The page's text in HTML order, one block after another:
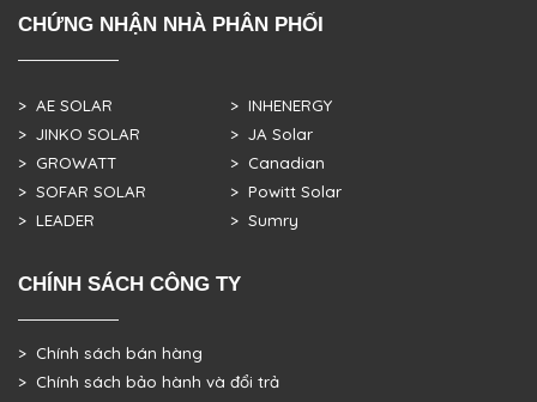
CHỨNG NHẬN NHÀ PHÂN PHỐI
> AE SOLAR
> JINKO SOLAR
> GROWATT
> SOFAR SOLAR
> LEADER
> INHENERGY
> JA Solar
> Canadian
> Powitt Solar
> Sumry
CHÍNH SÁCH CÔNG TY
> Chính sách bán hàng
> Chính sách bảo hành và đổi trả